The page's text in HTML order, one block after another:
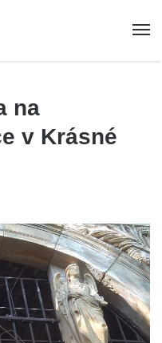
na
v Krásné